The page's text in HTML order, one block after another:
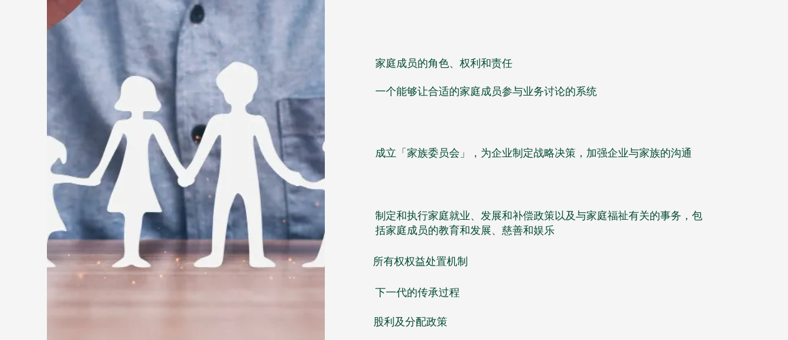
家庭成员的角色、权利和责任
一个能够让合适的家庭成员参与业务讨论的系统
成立「家族委员会」，为企业制定战略决策，加强企业与家族的沟通
制定和执行家庭就业、发展和补偿政策以及与家庭福祉有关的事务，包
括家庭成员的教育和发展、慈善和娱乐
所有权权益处置机制
下一代的传承过程
股利及分配政策